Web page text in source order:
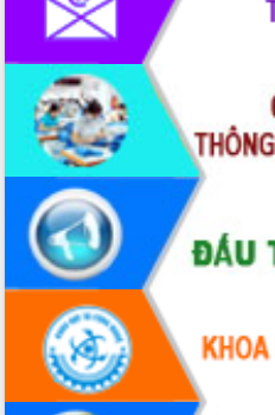
Chủ tịch UBND tỉnh Tạ Anh Tuấn thăm,
chúc mừng các bệnh viện nhân Ngày
Thầy thuốc Việt Nam
Rộn ràng lễ hội truyền thống Sông
nước Đà Nông lần thứ I năm 2026
Kỳ họp Chuyên đề lần thứ Năm, HĐND
tỉnh Đắk Lắk thông qua các nghị quyết
quan trọng
Thống nhất danh sách giới thiệu ứng
cử đại biểu Quốc hội khoá XVI và đại
biểu HĐND tỉnh Đắk Lắk, nhiệm kỳ
2026-2031
Phát động hai phong trào thi đua quan
trọng trong kỷ nguyên mới
Hội nghị lần thứ tư Ban Chỉ đạo công
tác bầu cử tỉnh Đắk Lắk